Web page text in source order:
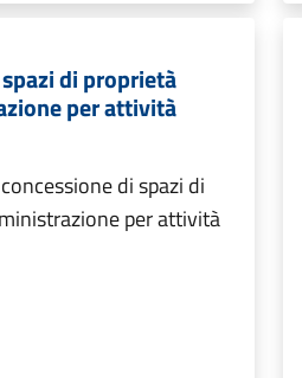
di proprietà
per attività
di spazi di
per attività